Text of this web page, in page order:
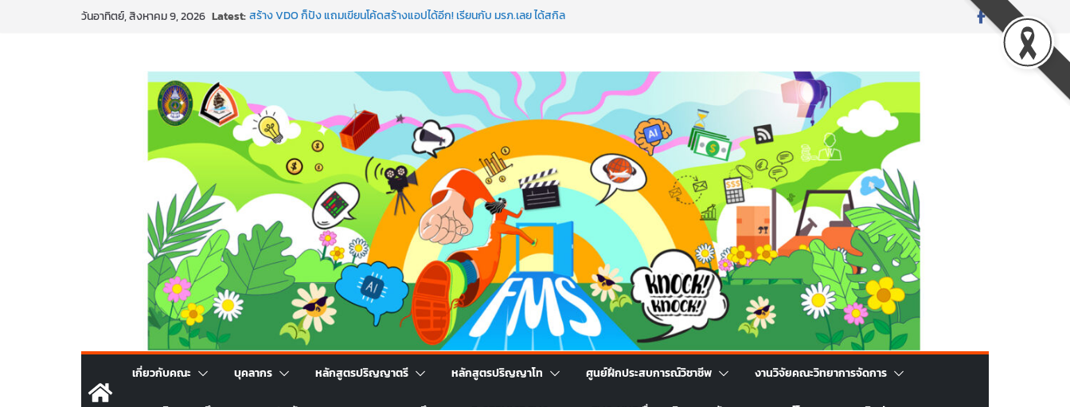
วันอาทิตย์, สิงหาคม 9, 2026 Latest:สร้าง VDO ก็ปัง แถมเขียนโค้ดสร้างแอปได้อีก! เรียนกับ มรภ.เลย ได้สกิล
พาธุรกิจท้องถิ่นสู่ตลาดโลก ด้วยเทคโนโลยี AI!
SMEs ยุคนี้ ถ้าไม่ใช้ AI ถือว่าพลาดมาก!
เกี่ยวกับคณะ บุคลากร หลักสูตรปริญญาตรี หลักสูตรปริญญาโท ศูนย์ฝึกประสบการณ์วิชาชีพ งานวิจัยคณะวิทยาการจัดการ